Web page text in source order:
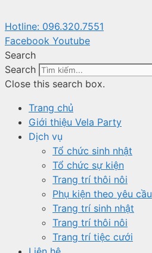
đến
nội
dung
Hotline: 096.320.755​1
Facebook Youtube
Search
Search
Close this search box.
Trang chủ
Giới thiệu Vela Party
Dịch vụ
Tổ chức sinh nhật
Tổ chức sự kiện
Trang trí thôi nôi
Phụ kiện theo yêu cầu
Trang trí sinh nhật
Trang trí thôi nôi
Trang trí tiệc cưới